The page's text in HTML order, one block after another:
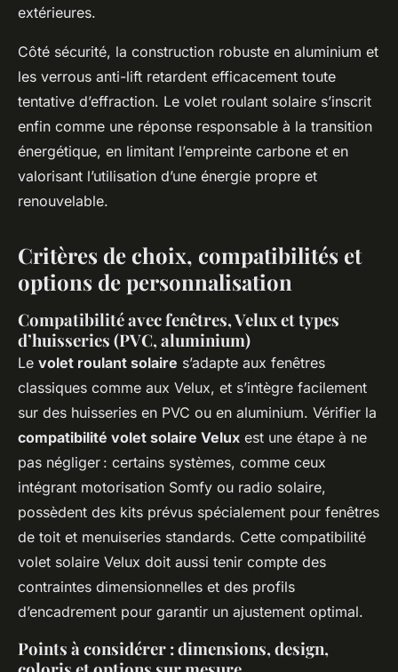
extérieures.
Côté sécurité, la construction robuste en aluminium et
les verrous anti-lift retardent efficacement toute
tentative d’effraction. Le volet roulant solaire s’inscrit
enfin comme une réponse responsable à la transition
énergétique, en limitant l’empreinte carbone et en
valorisant l’utilisation d’une énergie propre et
renouvelable.
Critères de choix, compatibilités et
options de personnalisation
Compatibilité avec fenêtres, Velux et types
d’huisseries (PVC, aluminium)
Le volet roulant solaire s’adapte aux fenêtres
classiques comme aux Velux, et s’intègre facilement
sur des huisseries en PVC ou en aluminium. Vérifier la
compatibilité volet solaire Velux est une étape à ne
pas négliger : certains systèmes, comme ceux
intégrant motorisation Somfy ou radio solaire,
possèdent des kits prévus spécialement pour fenêtres
de toit et menuiseries standards. Cette compatibilité
volet solaire Velux doit aussi tenir compte des
contraintes dimensionnelles et des profils
d’encadrement pour garantir un ajustement optimal.
Points à considérer : dimensions, design,